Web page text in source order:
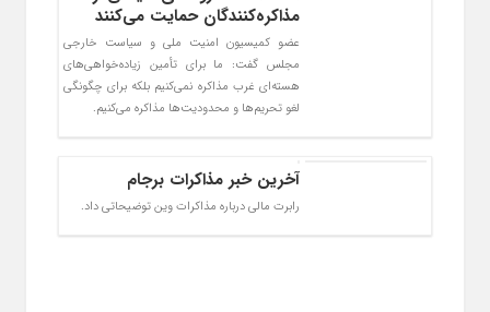
مذاکره‌کنندگان حمایت می‌کنند
عضو کمیسیون امنیت ملی و سیاست خارجی
مجلس گفت: ما برای تأمین زیاده‌خواهی‌های
هسته‌ای غرب مذاکره نمی‌کنیم بلکه برای چگونگی
لغو تحریم‌ها و محدودیت‌ها مذاکره می‌کنیم.
آخرین خبر مذاکرات برجام
رابرت مالی درباره مذاکرات وین توضیحاتی داد.